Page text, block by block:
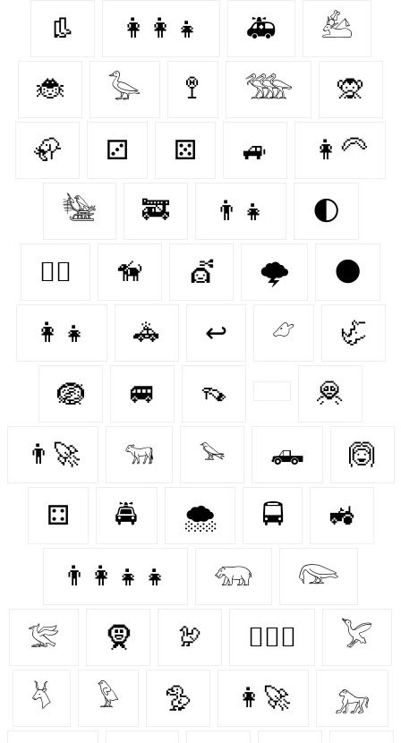
👢 👩‍👩‍👧 🚑 𓃕
🐞 𓅭 🚏 𓅢 🙊
🦣 ⚂ ⚄ 🚙 👩‍🦳
𓅋 🚒 👨‍👧 🌓
🐕‍🦺 🦮 💇‍ 🌩️ 🌑
👩‍👧 🚓 ↩ 𓃿 🦏
🪺 🚐 👡 🦧
👨‍🚀 𓃔 𓅩 🛻 🙆‍
⚃ 🚔 🌨️ 🚍 🚜
👨‍👩‍👧‍👧 𓃯 𓅼
𓅛 🧕 🦃 👩‍❤️‍👩 𓅯
𓄃 𓅱 🦤 👩‍🚀 𓃷